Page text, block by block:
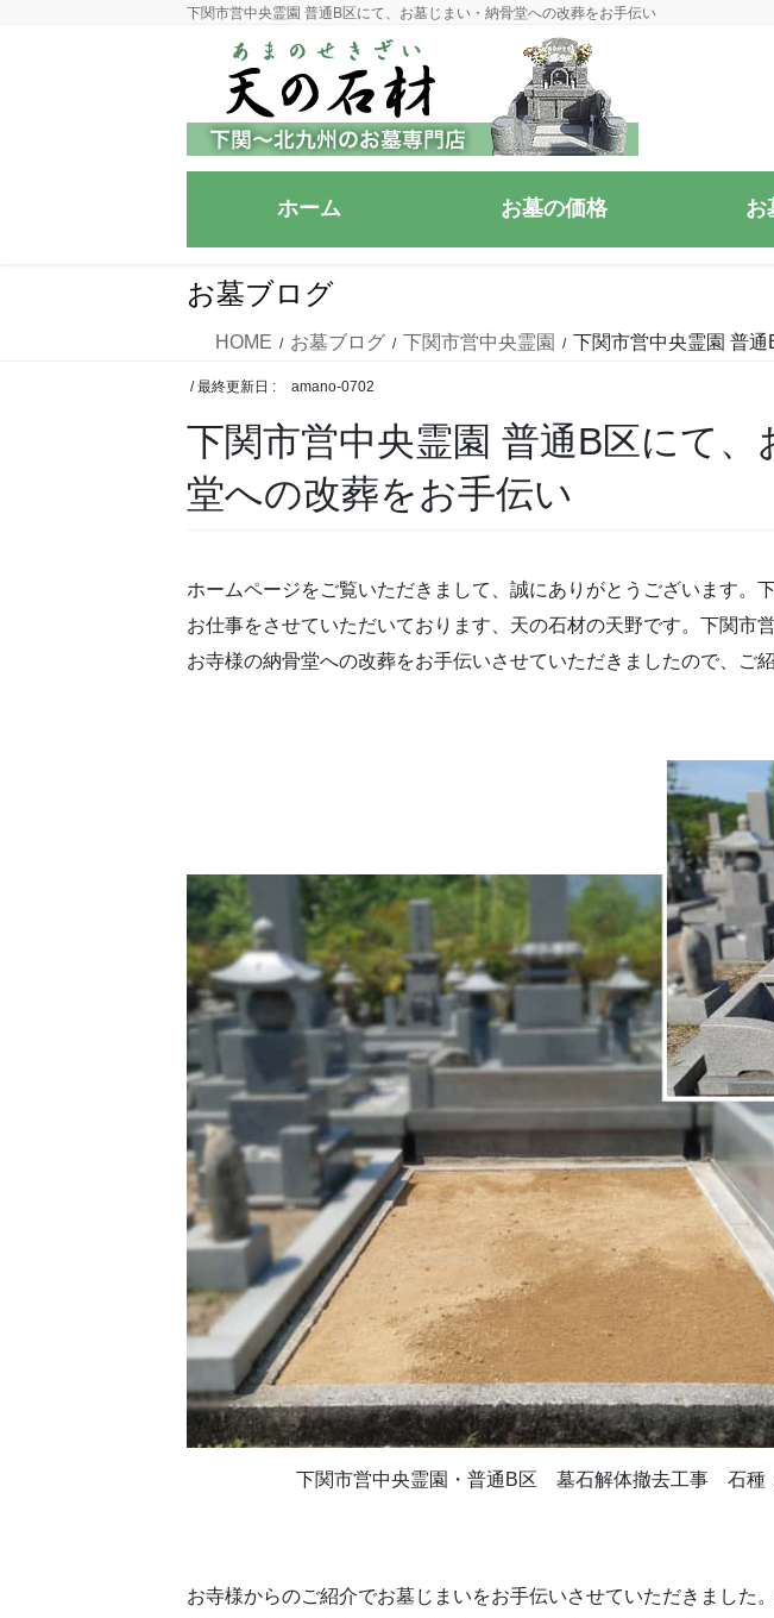
下関市営中央霊園 普通B区にて、お墓じまい・納骨堂への改葬をお手伝い
ホーム お墓の価格 お
お墓ブログ
HOME お墓ブログ 下関市営中央霊園 下関市営中央霊園 普
/ 最終更新日 : amano-0702
下関市営中央霊園 普通B区にて、
堂への改葬をお手伝い
ホームページをご覧いただきまして、誠にありがとうございます。
お仕事をさせていただいております、天の石材の天野です。下関市
お寺様の納骨堂への改葬をお手伝いさせていただきましたので、ご
下関市営中央霊園・普通B区 墓石解体撤去工事 石種
お寺様からのご紹介でお墓じまいをお手伝いさせていただきました